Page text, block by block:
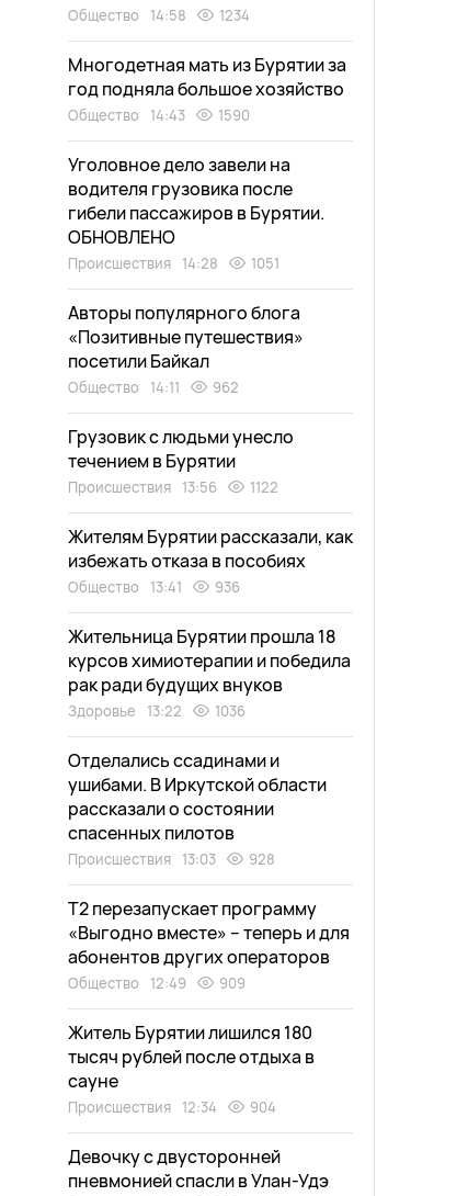
Общество 14:58 1234
Многодетная мать из Бурятии за
год подняла большое хозяйство
Общество 14:43 1590
Уголовное дело завели на
водителя грузовика после
гибели пассажиров в Бурятии.
ОБНОВЛЕНО
Происшествия 14:28 1051
Авторы популярного блога
«Позитивные путешествия»
посетили Байкал
Общество 14:11 962
Грузовик с людьми унесло
течением в Бурятии
Происшествия 13:56 1122
Жителям Бурятии рассказали, как
избежать отказа в пособиях
Общество 13:41 936
Жительница Бурятии прошла 18
курсов химиотерапии и победила
рак ради будущих внуков
Здоровье 13:22 1036
Отделались ссадинами и
ушибами. В Иркутской области
рассказали о состоянии
спасенных пилотов
Происшествия 13:03 928
Т2 перезапускает программу
«Выгодно вместе» – теперь и для
абонентов других операторов
Общество 12:49 909
Житель Бурятии лишился 180
тысяч рублей после отдыха в
сауне
Происшествия 12:34 904
Девочку с двусторонней
пневмонией спасли в Улан-Удэ